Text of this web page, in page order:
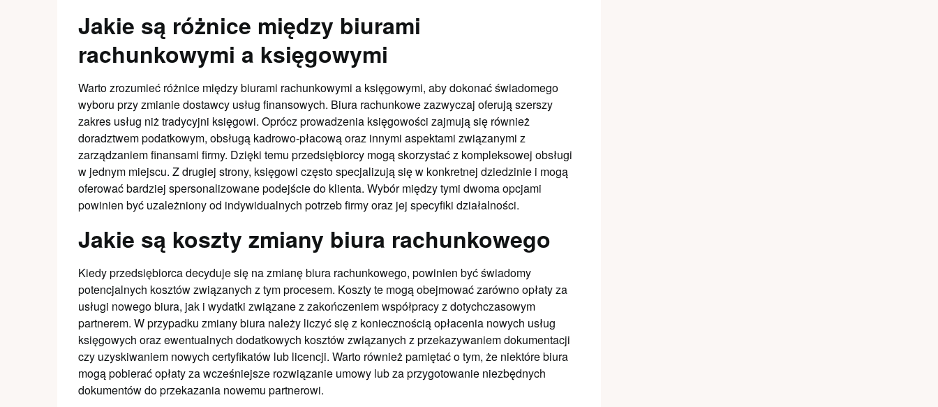
Jakie są różnice między biurami
rachunkowymi a księgowymi
Warto zrozumieć różnice między biurami rachunkowymi a księgowymi, aby dokonać świadomego
wyboru przy zmianie dostawcy usług finansowych. Biura rachunkowe zazwyczaj oferują szerszy
zakres usług niż tradycyjni księgowi. Oprócz prowadzenia księgowości zajmują się również
doradztwem podatkowym, obsługą kadrowo-płacową oraz innymi aspektami związanymi z
zarządzaniem finansami firmy. Dzięki temu przedsiębiorcy mogą skorzystać z kompleksowej obsługi
w jednym miejscu. Z drugiej strony, księgowi często specjalizują się w konkretnej dziedzinie i mogą
oferować bardziej spersonalizowane podejście do klienta. Wybór między tymi dwoma opcjami
powinien być uzależniony od indywidualnych potrzeb firmy oraz jej specyfiki działalności.
Jakie są koszty zmiany biura rachunkowego
Kiedy przedsiębiorca decyduje się na zmianę biura rachunkowego, powinien być świadomy
potencjalnych kosztów związanych z tym procesem. Koszty te mogą obejmować zarówno opłaty za
usługi nowego biura, jak i wydatki związane z zakończeniem współpracy z dotychczasowym
partnerem. W przypadku zmiany biura należy liczyć się z koniecznością opłacenia nowych usług
księgowych oraz ewentualnych dodatkowych kosztów związanych z przekazywaniem dokumentacji
czy uzyskiwaniem nowych certyfikatów lub licencji. Warto również pamiętać o tym, że niektóre biura
mogą pobierać opłaty za wcześniejsze rozwiązanie umowy lub za przygotowanie niezbędnych
dokumentów do przekazania nowemu partnerowi.